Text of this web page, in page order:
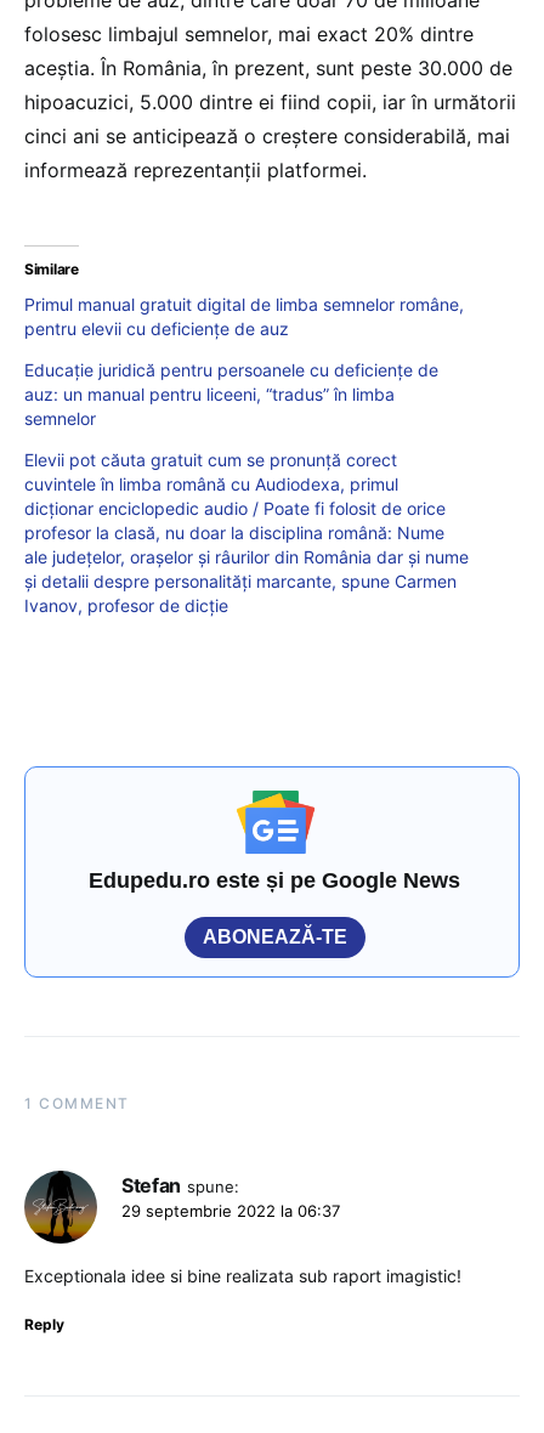
folosesc limbajul semnelor, mai exact 20% dintre
aceștia. În România, în prezent, sunt peste 30.000 de
hipoacuzici, 5.000 dintre ei fiind copii, iar în următorii
cinci ani se anticipează o creștere considerabilă, mai
informează reprezentanții platformei.
Similare
Primul manual gratuit digital de limba semnelor române,
pentru elevii cu deficiențe de auz
Educație juridică pentru persoanele cu deficiențe de
auz: un manual pentru liceeni, “tradus” în limba
semnelor
Elevii pot căuta gratuit cum se pronunță corect
cuvintele în limba română cu Audiodexa, primul
dicționar enciclopedic audio / Poate fi folosit de orice
profesor la clasă, nu doar la disciplina română: Nume
ale județelor, orașelor și râurilor din România dar și nume
și detalii despre personalități marcante, spune Carmen
Ivanov, profesor de dicție
Edupedu.ro este și pe Google News
ABONEAZĂ-TE
1 COMMENT
Stefan spune:
29 septembrie 2022 la 06:37
Exceptionala idee si bine realizata sub raport imagistic!
Reply